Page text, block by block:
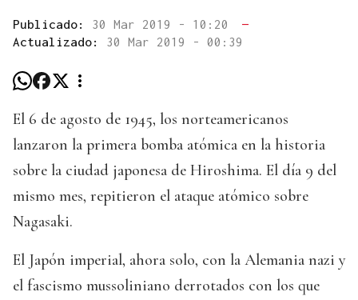
Publicado: 30 Mar 2019 - 10:20
—
Actualizado: 30 Mar 2019 - 00:39
El 6 de agosto de 1945, los norteamericanos
lanzaron la primera bomba atómica en la historia
sobre la ciudad japonesa de Hiroshima. El día 9 del
mismo mes, repitieron el ataque atómico sobre
Nagasaki.
El Japón imperial, ahora solo, con la Alemania nazi y
el fascismo mussoliniano derrotados con los que